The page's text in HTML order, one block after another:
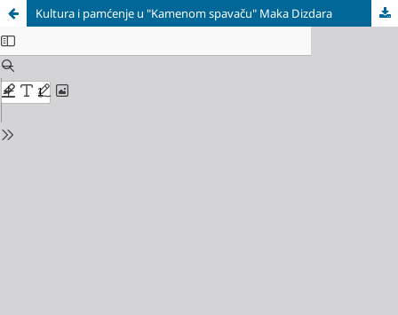
Kultura i pamćenje u "Kamenom spavaču" Maka Dizdara